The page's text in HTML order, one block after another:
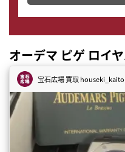
オーデマ ピゲ ロイ
宝石広場 買取